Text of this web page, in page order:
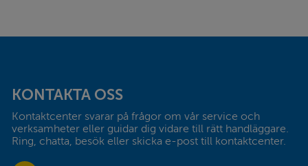
KONTAKTA OSS
Kontaktcenter svarar på frågor om vår service och
verksamheter eller guidar dig vidare till rätt handläggare.
Ring, chatta, besök eller skicka e-post till kontaktcenter.